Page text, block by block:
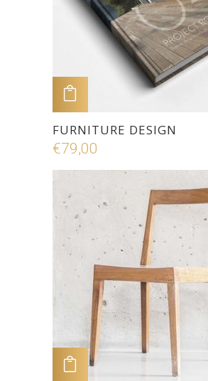
ADD TO CART
FURNITURE DESIGN
€79,00
ADD TO CART